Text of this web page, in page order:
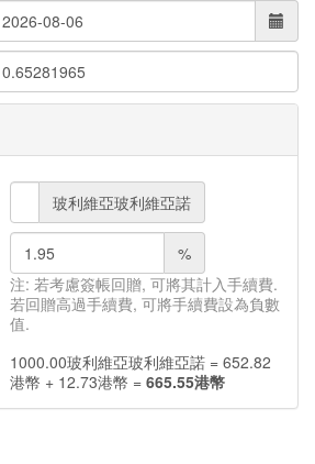
0.65281965
玻利維亞玻利維亞諾
%
注: 若考慮簽帳回贈, 可將其計入手續費.
若回贈高過手續費, 可將手續費設為負數
值.
1000.00玻利維亞玻利維亞諾 = 652.82
港幣 + 12.73港幣 = 665.55港幣